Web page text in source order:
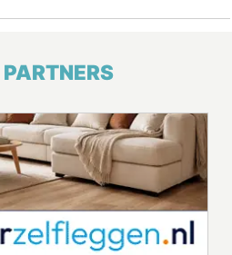
PARTNERS